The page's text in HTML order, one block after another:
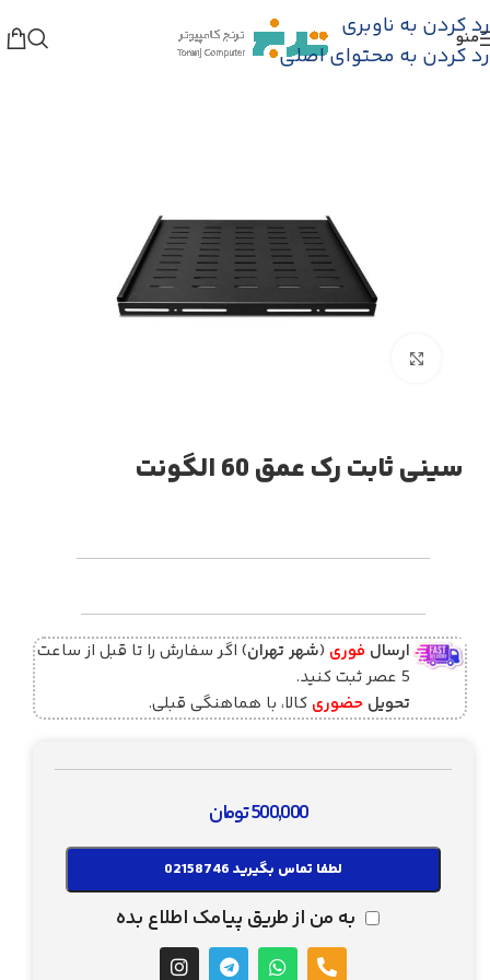
رد کردن به ناوبری
رد کردن به محتوای اصلی
منو
/تجهیزات پسیو شبکه/ رک شبکه و سرور متعلقات رک
سینی ثابت رک عمق 60 الگونت
ارسال فوری (شهر تهران) اگر سفارش را تا قبل از ساعت
5 عصر ثبت کنید.
تحویل حضوری کالا، با هماهنگی قبلی.
500,000تومان
لطفا تماس بگیرید 02158746
به من از طریق پیامک اطلاع بده